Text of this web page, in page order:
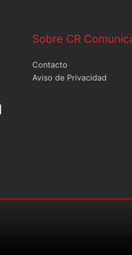
Sobre CR
Contacto
Aviso de Privacidad